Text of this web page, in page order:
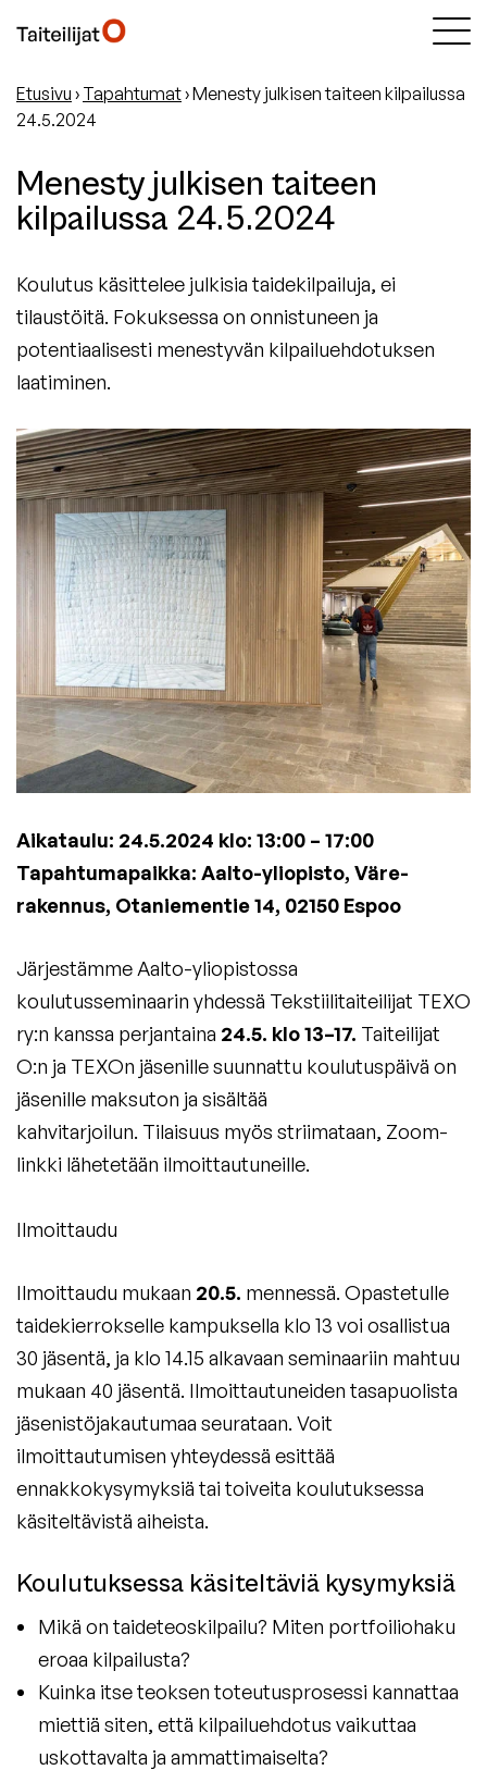
Etusivu › Tapahtumat›Menesty julkisen taiteen kilpailussa
24.5.2024
Menesty julkisen taiteen
kilpailussa 24.5.2024
Koulutus käsittelee julkisia taidekilpailuja, ei
tilaustöitä. Fokuksessa on onnistuneen ja
potentiaalisesti menestyvän kilpailuehdotuksen
laatiminen.
Aikataulu: 24.5.2024 klo: 13:00 – 17:00
Tapahtumapaikka: Aalto-yliopisto, Väre-
rakennus, Otaniementie 14, 02150 Espoo
Järjestämme Aalto-yliopistossa
koulutusseminaarin yhdessä Tekstiilitaiteilijat TEXO
ry:n kanssa perjantaina 24.5. klo 13–17. Taiteilijat
O:n ja TEXOn jäsenille suunnattu koulutuspäivä on
jäsenille maksuton ja sisältää
kahvitarjoilun. Tilaisuus myös striimataan, Zoom-
linkki lähetetään ilmoittautuneille.
Ilmoittaudu
Ilmoittaudu mukaan 20.5. mennessä. Opastetulle
taidekierrokselle kampuksella klo 13 voi osallistua
30 jäsentä, ja klo 14.15 alkavaan seminaariin mahtuu
mukaan 40 jäsentä. Ilmoittautuneiden tasapuolista
jäsenistöjakautumaa seurataan. Voit
ilmoittautumisen yhteydessä esittää
ennakkokysymyksiä tai toiveita koulutuksessa
käsiteltävistä aiheista.
Koulutuksessa käsiteltäviä kysymyksiä
Mikä on taideteoskilpailu? Miten portfoiliohaku
eroaa kilpailusta?
Kuinka itse teoksen toteutusprosessi kannattaa
miettiä siten, että kilpailuehdotus vaikuttaa
uskottavalta ja ammattimaiselta?